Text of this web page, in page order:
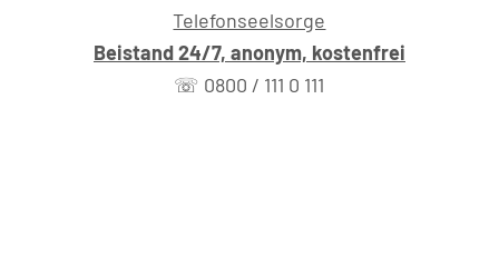
Telefonseelsorge
Beistand 24/7, anonym, kostenfrei
☏ 0800 / 111 0 111